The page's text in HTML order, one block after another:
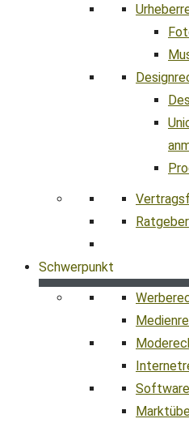
Ratgeber
Schwerpunkt